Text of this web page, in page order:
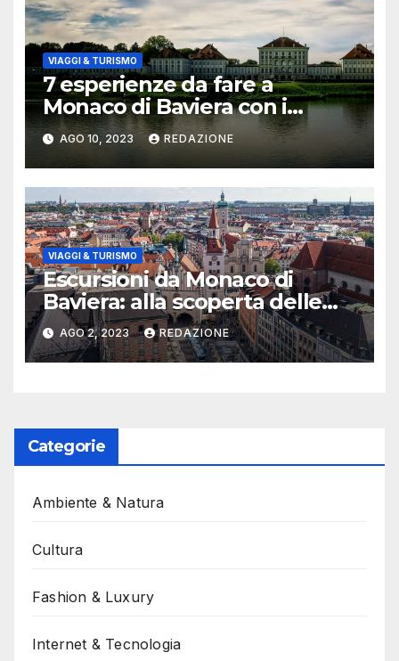
VIAGGI & TURISMO
7 esperienze da fare a
Monaco di Baviera con i
bambini
AGO 10, 2023 REDAZIONE
VIAGGI & TURISMO
Escursioni da Monaco di
Baviera: alla scoperta delle
bellezze naturalistiche
AGO 2, 2023 REDAZIONE
Categorie
Ambiente & Natura
Cultura
Fashion & Luxury
Internet & Tecnologia